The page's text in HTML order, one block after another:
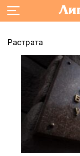
Растрата